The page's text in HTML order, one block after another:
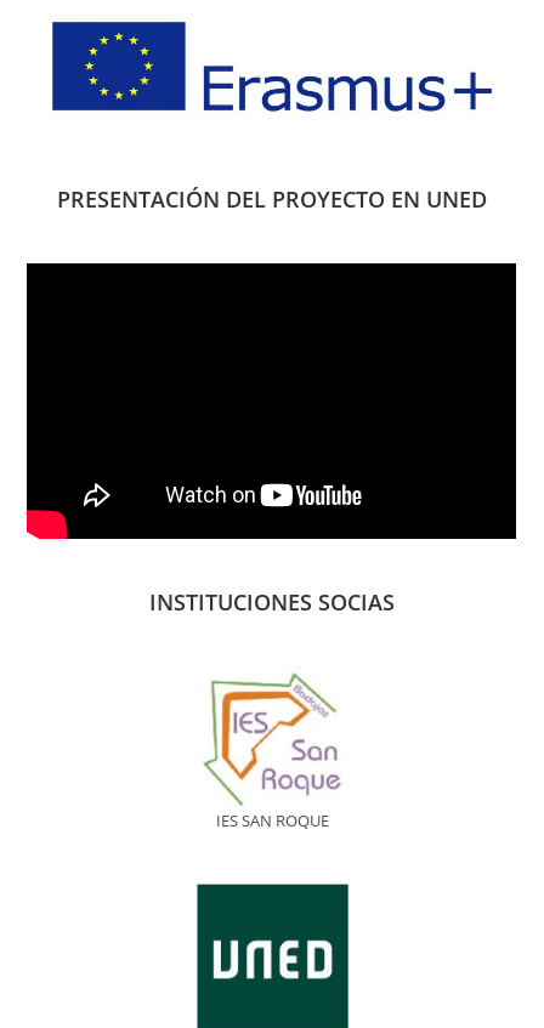
PRESENTACIÓN DEL PROYECTO EN UNED
INSTITUCIONES SOCIAS
IES SAN ROQUE